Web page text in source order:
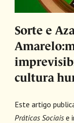
Sorte e
cultura
Este artigo
Práticas Sociais e